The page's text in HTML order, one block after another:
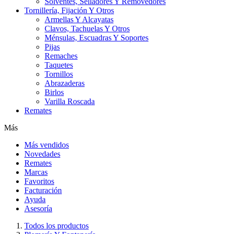
Tornillería, Fijación Y Otros
Armellas Y Alcayatas
Clavos, Tachuelas Y Otros
Ménsulas, Escuadras Y Soportes
Pijas
Remaches
Taquetes
Tornillos
Abrazaderas
Birlos
Varilla Roscada
Remates
Más
Más vendidos
Novedades
Remates
Marcas
Favoritos
Facturación
Ayuda
Asesoría
Todos los productos